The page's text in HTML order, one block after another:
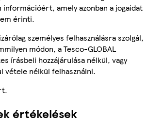
amely azonban a jogaidat
érinti.
személyes felhasználásra szolgál,
módon, a Tesco-GLOBAL
írásbeli hozzájárulása nélkül, vagy
vétele nélkül felhasználni.
értékelések